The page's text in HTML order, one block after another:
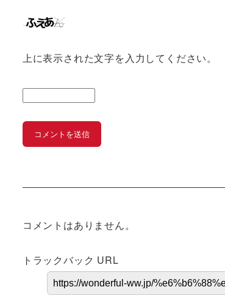
上に表示された文字を入力してください。
コメントはありません。
トラックバック URL